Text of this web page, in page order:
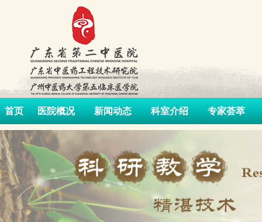
首页 医院概况 新闻动态 科室介绍 专家荟萃